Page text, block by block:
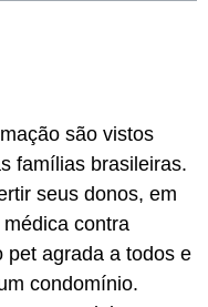
são vistos
famílias brasileiras.
seus donos, em
contra
pet agrada a todos e
condomínio.